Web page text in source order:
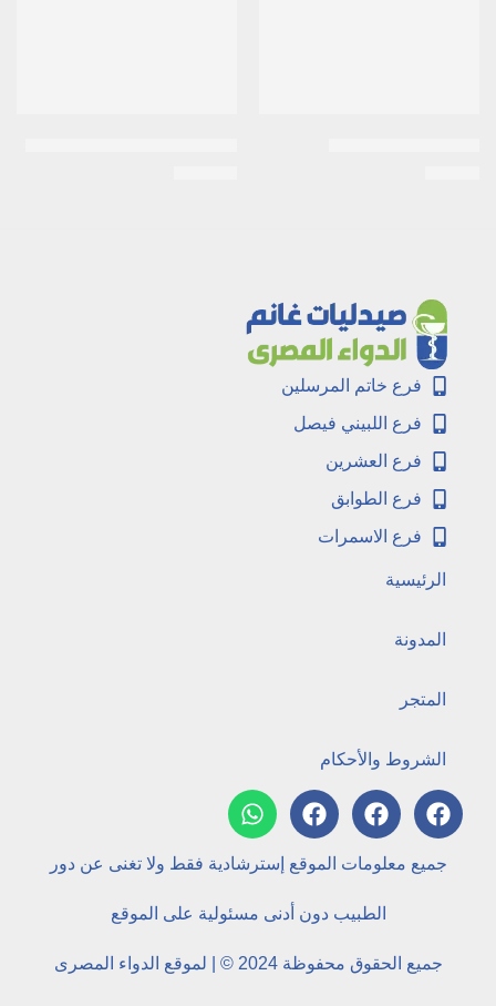
فرع خاتم المرسلين
فرع اللبيني فيصل
فرع العشرين
فرع الطوابق
فرع الاسمرات
الرئيسية
المدونة
المتجر
الشروط والأحكام
جميع معلومات الموقع إسترشادية فقط ولا تغنى عن دور
الطبيب دون أدنى مسئولية على الموقع
جميع الحقوق محفوظة 2024 © | لموقع الدواء المصرى